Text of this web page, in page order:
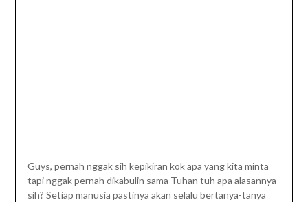
Guys, pernah nggak sih kepikiran kok apa yang kita minta
tapi nggak pernah dikabulin sama Tuhan tuh apa alasannya
sih? Setiap manusia pastinya akan selalu bertanya-tanya